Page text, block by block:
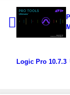
Logic Pro 10.7.3